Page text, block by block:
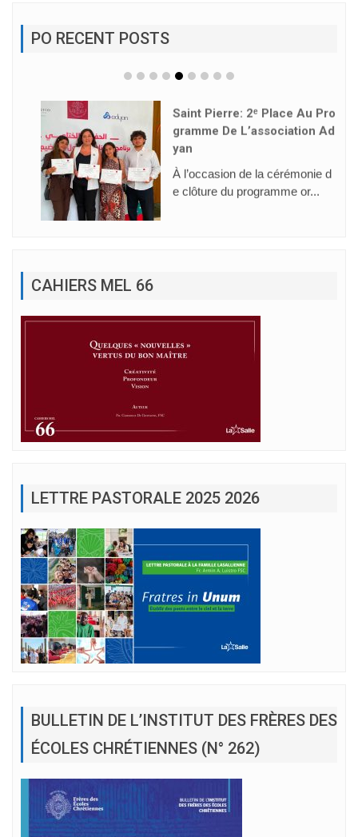
PO RECENT POSTS
Saint Pierre: 2ᵉ Place Au Pro
Gramme De L’association Ad
Yan
À l’occasion de la cérémonie d
e clôture du programme or...
CAHIERS MEL 66
LETTRE PASTORALE 2025 2026
BULLETIN DE L’INSTITUT DES FRÈRES DES
ÉCOLES CHRÉTIENNES (N° 262)